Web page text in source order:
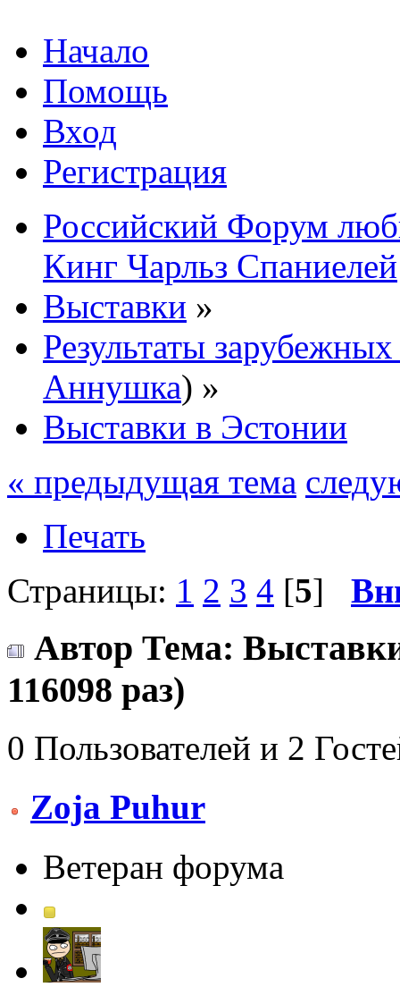
Начало
Помощь
Вход
Регистрация
Российский Форум
Кинг Чарльз Спаниелей
Выставки »
Результаты
Аннушка) »
Выставки в Эстонии
« предыдущая тема
Печать
Страницы: 1 2 3 4 [5]
Автор Тема:
116098 раз)
0 Пользователей и 2
Zoja Puhur
Ветеран форума